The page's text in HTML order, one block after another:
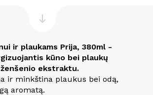
ir plaukams Prija, 380ml -
kūno bei plaukų
ekstraktu.
ir minkština plaukus bei odą,
aromatą.